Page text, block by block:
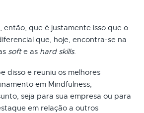
então, que é justamente isso que o
que, hoje, encontra-se na
softe as hard skills.
disso e reuniu os melhores
em Mindfulness,
seja para sua empresa ou para
em relação a outros